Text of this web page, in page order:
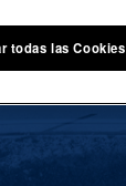
todas las Cookies